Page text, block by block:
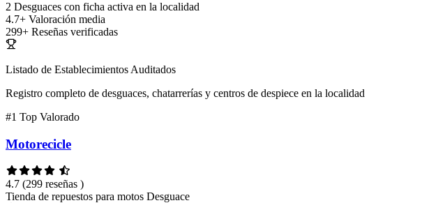
2 Desguaces con ficha activa en la localidad
4.7+ Valoración media
299+ Reseñas verificadas
Listado de Establecimientos Auditados
Registro completo de desguaces, chatarrerías y centros de despiece en la localidad
#1 Top Valorado
Motorecicle
4.7 (299 reseñas )
Tienda de repuestos para motos Desguace